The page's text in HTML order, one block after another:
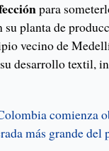
para
su planta de
vecino de
desarrollo textil,
comienza
más grande del